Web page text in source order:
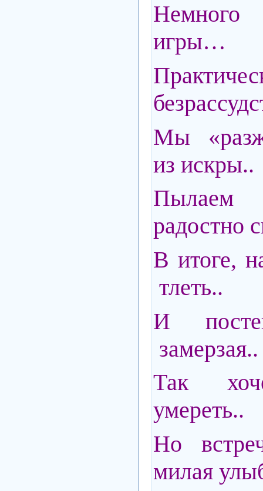
Немного
игры…
Мы
из искры..
Пылаем
радостно
В итоге,
тлеть..
И
замерзая..
Так
умереть..
Но
милая